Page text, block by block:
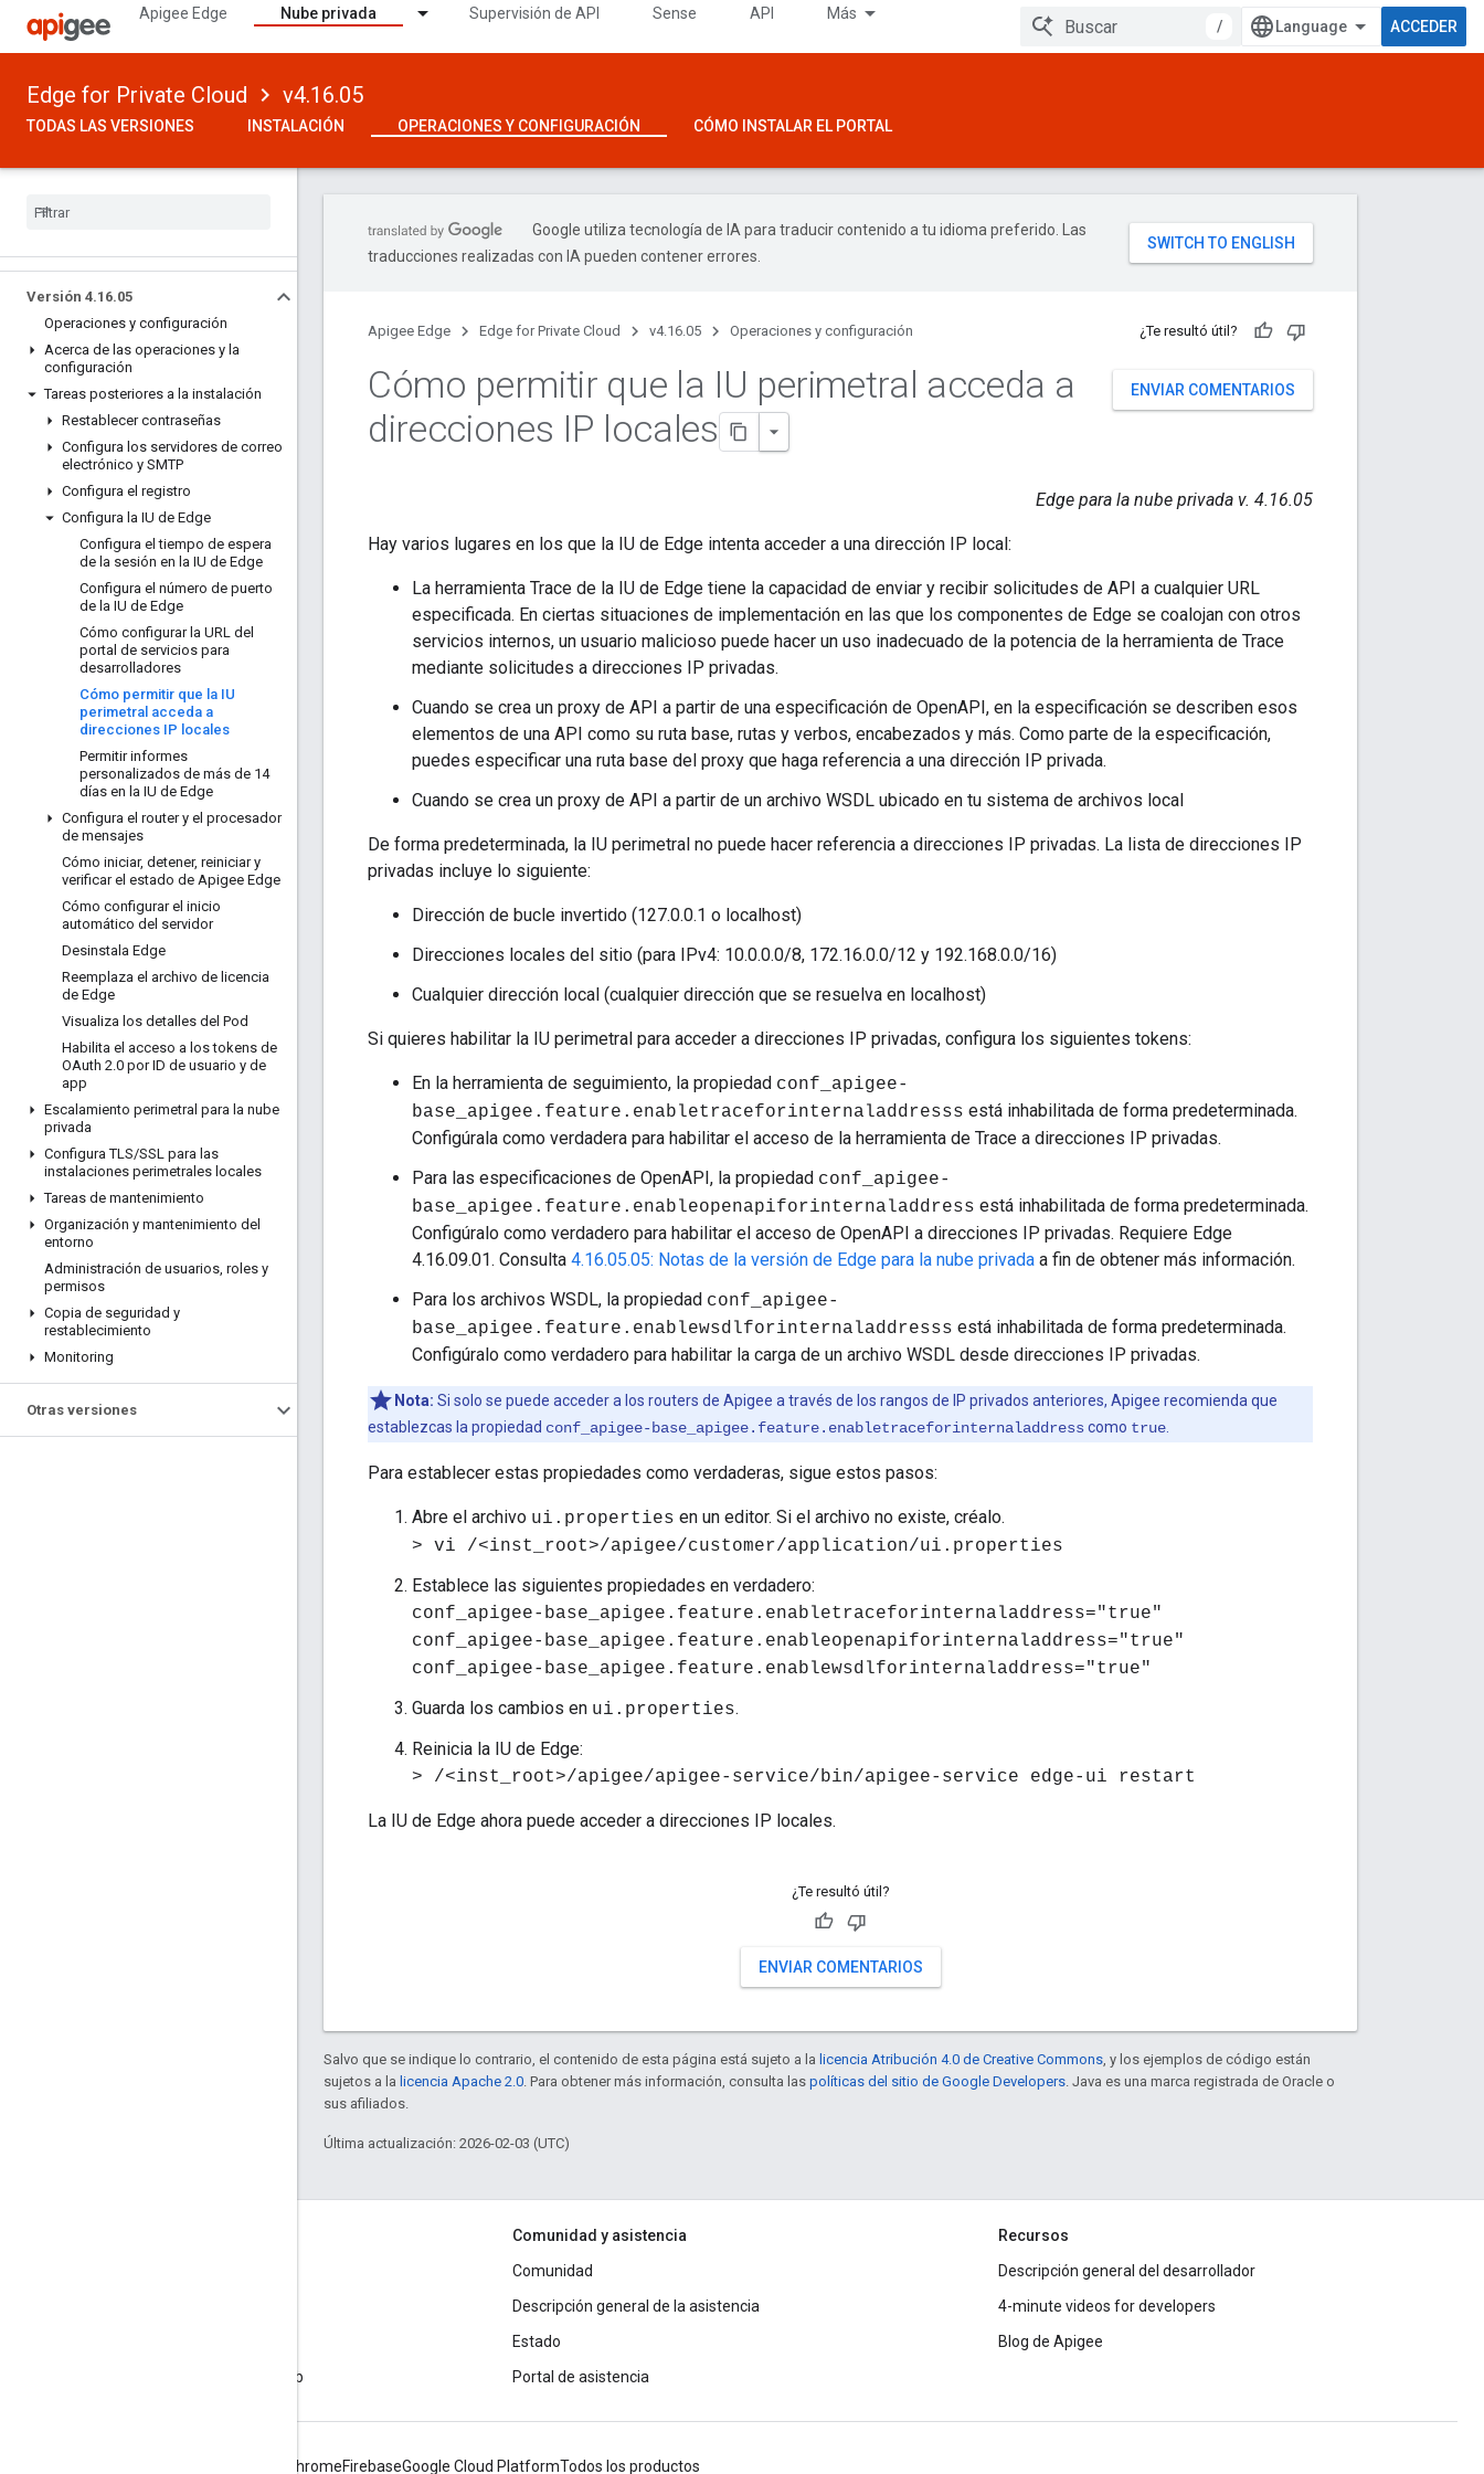
Apigee Edge Nube privada Supervisión de API Sense API Más
/ ACCEDER
Edge for Private Cloud v4.16.05
TODAS LAS VERSIONES INSTALACIÓN OPERACIONES Y CONFIGURACIÓN CÓMO INSTALAR EL PORTAL
Versión 4.16.05
Operaciones y configuración
Acerca de las operaciones y la
configuración
Tareas posteriores a la instalación
Restablecer contraseñas
Configura los servidores de correo
electrónico y SMTP
Configura el registro
Configura la IU de Edge
Configura el tiempo de espera
de la sesión en la IU de Edge
Configura el número de puerto
de la IU de Edge
Cómo configurar la URL del
portal de servicios para
desarrolladores
Cómo permitir que la IU
perimetral acceda a
direcciones IP locales
Permitir informes
personalizados de más de 14
días en la IU de Edge
Configura el router y el procesador
de mensajes
Cómo iniciar, detener, reiniciar y
verificar el estado de Apigee Edge
Cómo configurar el inicio
automático del servidor
Desinstala Edge
Reemplaza el archivo de licencia
de Edge
Visualiza los detalles del Pod
Habilita el acceso a los tokens de
OAuth 2.0 por ID de usuario y de
app
Escalamiento perimetral para la nube
privada
Configura TLS/SSL para las
instalaciones perimetrales locales
Tareas de mantenimiento
Organización y mantenimiento del
entorno
Administración de usuarios, roles y
permisos
Copia de seguridad y
restablecimiento
Monitoring
Otras versiones
Google utiliza tecnología de IA para traducir contenido a tu idioma preferido. Las
traducciones realizadas con IA pueden contener errores.
Apigee Edge Edge for Private Cloud v4.16.05 Operaciones y configuración ¿Te resultó útil?
ENVIAR COMENTARIOS
Cómo permitir que la IU perimetral acceda a
direcciones IP locales
Edge para la nube privada v. 4.16.05
Hay varios lugares en los que la IU de Edge intenta acceder a una dirección IP local:
La herramienta Trace de la IU de Edge tiene la capacidad de enviar y recibir solicitudes de API a cualquier URL
especificada. En ciertas situaciones de implementación en las que los componentes de Edge se coalojan con otros
servicios internos, un usuario malicioso puede hacer un uso inadecuado de la potencia de la herramienta de Trace
mediante solicitudes a direcciones IP privadas.
Cuando se crea un proxy de API a partir de una especificación de OpenAPI, en la especificación se describen esos
elementos de una API como su ruta base, rutas y verbos, encabezados y más. Como parte de la especificación,
puedes especificar una ruta base del proxy que haga referencia a una dirección IP privada.
Cuando se crea un proxy de API a partir de un archivo WSDL ubicado en tu sistema de archivos local
De forma predeterminada, la IU perimetral no puede hacer referencia a direcciones IP privadas. La lista de direcciones IP
privadas incluye lo siguiente:
Dirección de bucle invertido (127.0.0.1 o localhost)
Direcciones locales del sitio (para IPv4: 10.0.0.0/8, 172.16.0.0/12 y 192.168.0.0/16)
Cualquier dirección local (cualquier dirección que se resuelva en localhost)
Si quieres habilitar la IU perimetral para acceder a direcciones IP privadas, configura los siguientes tokens:
En la herramienta de seguimiento, la propiedad conf_apigee-
base_apigee.feature.enabletraceforinternaladdresss está inhabilitada de forma predeterminada.
Configúrala como verdadera para habilitar el acceso de la herramienta de Trace a direcciones IP privadas.
Para las especificaciones de OpenAPI, la propiedad conf_apigee-
base_apigee.feature. enableopenapiforinternaladdress está inhabilitada de forma predeterminada.
Configúralo como verdadero para habilitar el acceso de OpenAPI a direcciones IP privadas. Requiere Edge
4.16.09.01. Consulta 4.16.05.05: Notas de la versión de Edge para la nube privada a fin de obtener más información.
Para los archivos WSDL, la propiedad conf_apigee-
base_apigee.feature.enablewsdlforinternaladdresss está inhabilitada de forma predeterminada.
Configúralo como verdadero para habilitar la carga de un archivo WSDL desde direcciones IP privadas.
Nota: Si solo se puede acceder a los routers de Apigee a través de los rangos de IP privados anteriores, Apigee recomienda que
establezcas la propiedad conf_apigee-base_apigee.feature.enabletraceforinternaladdresscomo true
Para establecer estas propiedades como verdaderas, sigue estos pasos:
Abre el archivo ui.properties en un editor. Si el archivo no existe, créalo.
> vi /<inst_root>/apigee/customer/application/ui.properties
Establece las siguientes propiedades en verdadero:
conf_apigee-base_apigee.feature.enabletraceforinternaladdress="true"
conf_apigee-base_apigee.feature.enableopenapiforinternaladdress="true"
conf_apigee-base_apigee.feature.enablewsdlforinternaladdress="true"
Guarda los cambios en ui.properties.
Reinicia la IU de Edge:
> /<inst_root>/apigee/apigee-service/bin/apigee-service edge-ui restart
La IU de Edge ahora puede acceder a direcciones IP locales.
¿Te resultó útil?
ENVIAR COMENTARIOS
Salvo que se indique lo contrario, el contenido de esta página está sujeto a la licencia Atribución 4.0 de Creative Commons, y los ejemplos de código están
sujetos a la licencia Apache 2.0. Para obtener más información, consulta las políticas del sitio de Google Developers. Java es una marca registrada de Oracle o
sus afiliados.
Última actualización: 2026-02-03 (UTC)
Libros electrónicos y transmisiones web
Comunidad y asistencia
Comunidad
Descripción general de la asistencia
Estado
Portal de asistencia
Recursos
Descripción general del desarrollador
4-minute videos for developers
Blog de Apigee
ChromeFirebaseGoogle Cloud PlatformTodos los productos